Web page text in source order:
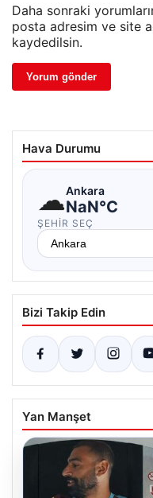
Daha sonraki
posta adresim ve site
kaydedilsin.
Hava Durumu
☁Ankara
NaN°C
ŞEHIR SEÇ
Bizi Takip Edin
Yan Manşet